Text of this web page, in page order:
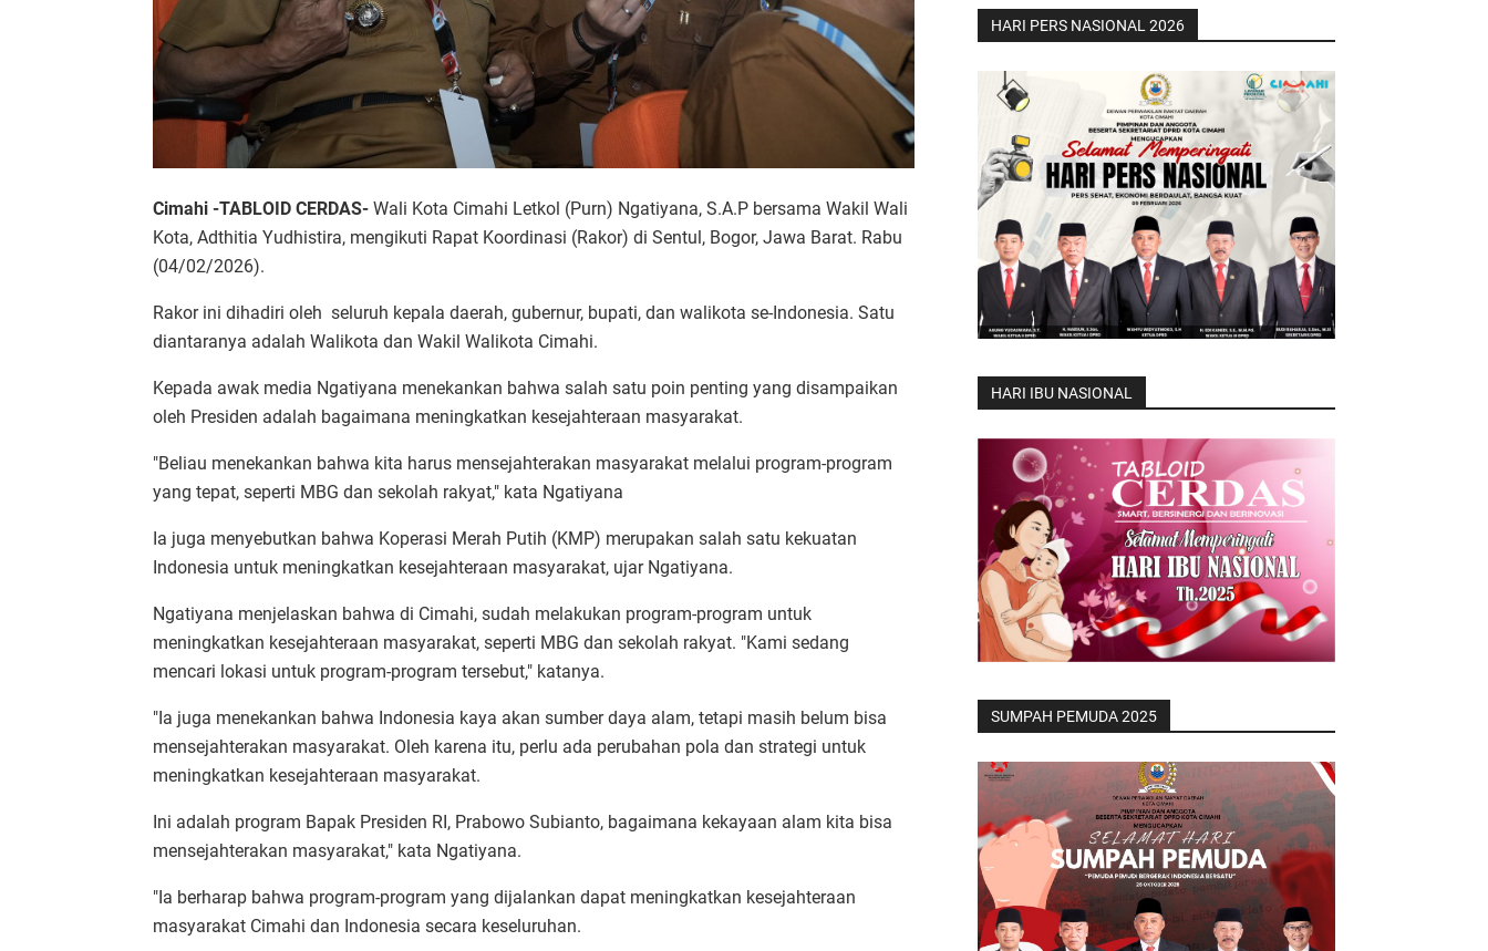
Cimahi -TABLOID CERDAS- Wali Kota Cimahi Letkol (Purn) Ngatiyana, S.A.P bersama Wakil Wali
Kota, Adthitia Yudhistira, mengikuti Rapat Koordinasi (Rakor) di Sentul, Bogor, Jawa Barat. Rabu
(04/02/2026).
Rakor ini dihadiri oleh seluruh kepala daerah, gubernur, bupati, dan walikota se-Indonesia. Satu
diantaranya adalah Walikota dan Wakil Walikota Cimahi.
Kepada awak media Ngatiyana menekankan bahwa salah satu poin penting yang disampaikan
oleh Presiden adalah bagaimana meningkatkan kesejahteraan masyarakat.
"Beliau menekankan bahwa kita harus mensejahterakan masyarakat melalui program-program
yang tepat, seperti MBG dan sekolah rakyat," kata Ngatiyana
Ia juga menyebutkan bahwa Koperasi Merah Putih (KMP) merupakan salah satu kekuatan
Indonesia untuk meningkatkan kesejahteraan masyarakat, ujar Ngatiyana.
Ngatiyana menjelaskan bahwa di Cimahi, sudah melakukan program-program untuk
meningkatkan kesejahteraan masyarakat, seperti MBG dan sekolah rakyat. "Kami sedang
mencari lokasi untuk program-program tersebut," katanya.
"Ia juga menekankan bahwa Indonesia kaya akan sumber daya alam, tetapi masih belum bisa
mensejahterakan masyarakat. Oleh karena itu, perlu ada perubahan pola dan strategi untuk
meningkatkan kesejahteraan masyarakat.
Ini adalah program Bapak Presiden RI, Prabowo Subianto, bagaimana kekayaan alam kita bisa
mensejahterakan masyarakat," kata Ngatiyana.
"Ia berharap bahwa program-program yang dijalankan dapat meningkatkan kesejahteraan
masyarakat Cimahi dan Indonesia secara keseluruhan.
HARI PERS NASIONAL 2026
HARI IBU NASIONAL
SUMPAH PEMUDA 2025